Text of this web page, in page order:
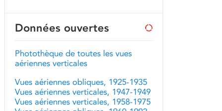
Données ouvertes
Photothèque de toutes les vues
aériennes verticales
Vues aériennes obliques, 1925-1935
Vues aériennes verticales, 1947-1949
Vues aériennes verticales, 1958-1975